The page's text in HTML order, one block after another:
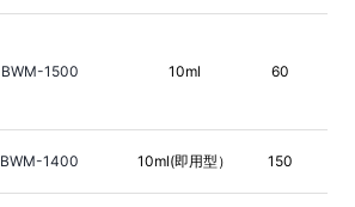
BWM-1500 10ml 60
BWM-1400 10ml(即用型） 150